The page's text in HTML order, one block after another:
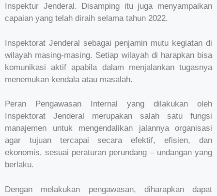
Inspektur Jenderal. Disamping itu juga menyampaikan
capaian yang telah diraih selama tahun 2022.
Inspektorat Jenderal sebagai penjamin mutu kegiatan di
wilayah masing-masing. Setiap wilayah di harapkan bisa
komunikasi aktif apabila dalam menjalankan tugasnya
menemukan kendala atau masalah.
Peran Pengawasan Internal yang dilakukan oleh
Inspektorat Jenderal merupakan salah satu fungsi
manajemen untuk mengendalikan jalannya organisasi
agar tujuan tercapai secara efektif, efisien, dan
ekonomis, sesuai peraturan perundang – undangan yang
berlaku.
Dengan melakukan pengawasan, diharapkan dapat